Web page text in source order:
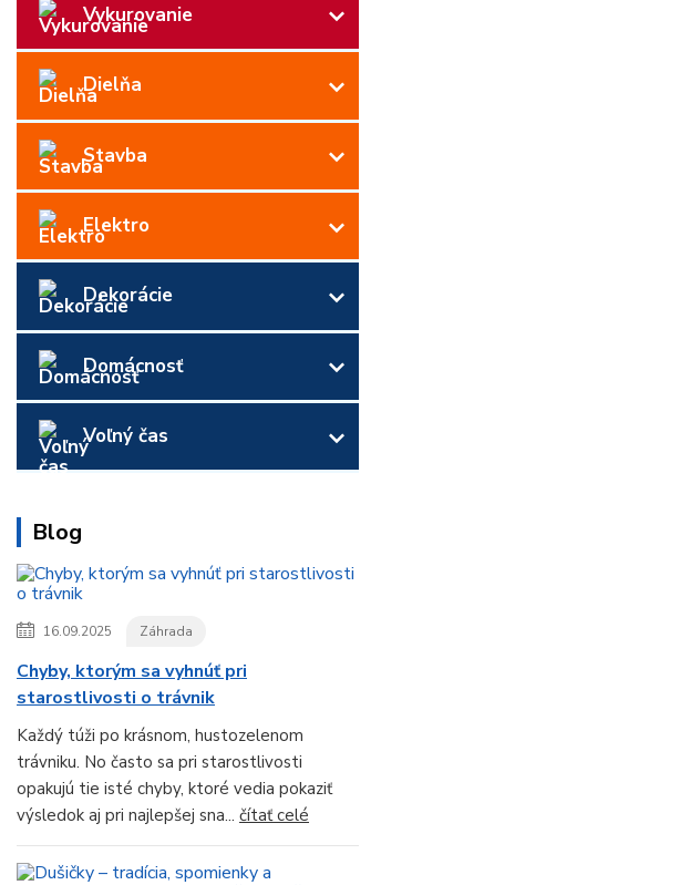
Vykurovanie
Dielňa
Stavba
Elektro
Dekorácie
Domácnosť
Voľný čas
Blog
16.09.2025 Záhrada
Chyby, ktorým sa vyhnúť pri
starostlivosti o trávnik
Každý túži po krásnom, hustozelenom
trávniku. No často sa pri starostlivosti
opakujú tie isté chyby, ktoré vedia pokaziť
výsledok aj pri najlepšej sna... čítať celé